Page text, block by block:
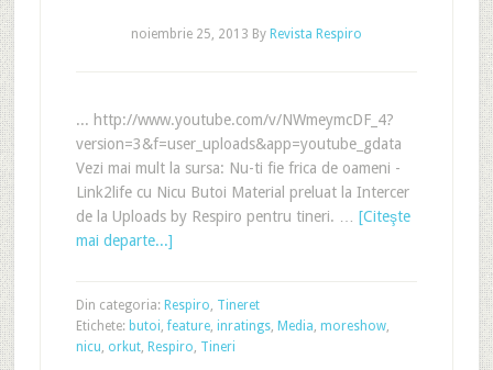
noiembrie 25, 2013 By Revista Respiro
... http://www.youtube.com/v/NWmeymcDF_4?
version=3&f=user_uploads&app=youtube_gdata
Vezi mai mult la sursa: Nu-ti fie frica de oameni -
Link2life cu Nicu Butoi Material preluat la Intercer
de la Uploads by Respiro pentru tineri. … [Citeşte
mai departe...]
Din categoria: Respiro, Tineret
Etichete: butoi,feature, inratings, Media, moreshow,
nicu, orkut, Respiro, Tineri